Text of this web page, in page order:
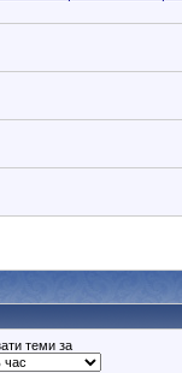
теми за